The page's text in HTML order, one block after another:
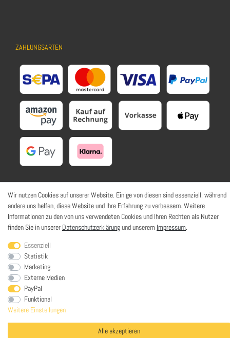
ZAHLUNGSARTEN
SOZIALE NETZWERKE
© HaWoTEC GmbH. Alle Rechte vorbehalten. | *
Wir nutzen Cookies auf unserer Website. Einige von diesen sind essenziell, während
andere uns helfen, diese Website und Ihre Erfahrung zu verbessern. Weitere
Informationen zu den von uns verwendeten Cookies und Ihren Rechten als Nutzer
finden Sie in unserer Datenschutzerklärungund unserem Impressum.
Essenziell
Statistik
Marketing
Externe Medien
PayPal
Funktional
Weitere Einstellungen
Alle akzeptieren